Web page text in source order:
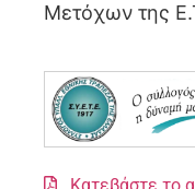
Μετόχων της